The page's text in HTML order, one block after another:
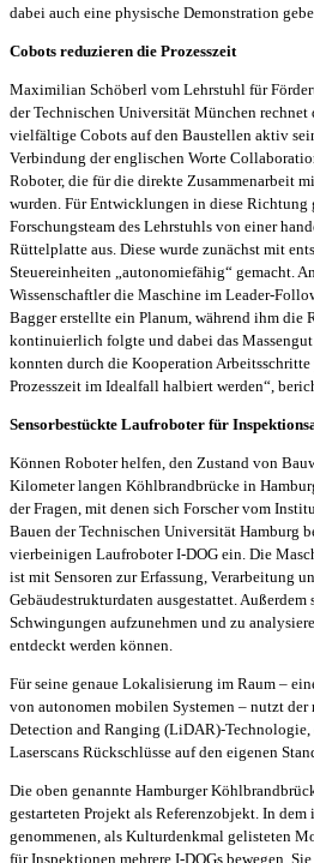
dabei auch eine physische Demonstration
Cobots reduzieren die Prozesszeit
Maximilian Schöberl vom Lehrstuhl für
der Technischen Universität München rechnet
vielfältige Cobots auf den Baustellen aktiv
Verbindung der englischen Worte
Roboter, die für die direkte Zusammenarbeit
wurden. Für Entwicklungen in diese Richtung
Forschungsteam des Lehrstuhls von einer
Rüttelplatte aus. Diese wurde zunächst mit
Steuereinheiten „autonomiefähig“ gemacht.
Wissenschaftler die Maschine im Leader-
Bagger erstellte ein Planum, während ihm die
kontinuierlich folgte und dabei das
konnten durch die Kooperation
Prozesszeit im Idealfall halbiert werden“,
Sensorbestückte Laufroboter für
Können Roboter helfen, den Zustand von
Kilometer langen Köhlbrandbrücke in
der Fragen, mit denen sich Forscher vom
Bauen der Technischen Universität Hamburg
vierbeinigen Laufroboter I-DOG ein. Die
ist mit Sensoren zur Erfassung, Verarbeitung
Gebäudestrukturdaten ausgestattet. Außerdem
Schwingungen aufzunehmen und zu
entdeckt werden können.
Für seine genaue Lokalisierung im Raum –
von autonomen mobilen Systemen – nutzt
Detection and Ranging (LiDAR)-Technologie,
Laserscans Rückschlüsse auf den eigenen
Die oben genannte Hamburger
gestarteten Projekt als Referenzobjekt. In
genommenen, als Kulturdenkmal gelisteten
für Inspektionen mehrere I-DOGs bewegen.